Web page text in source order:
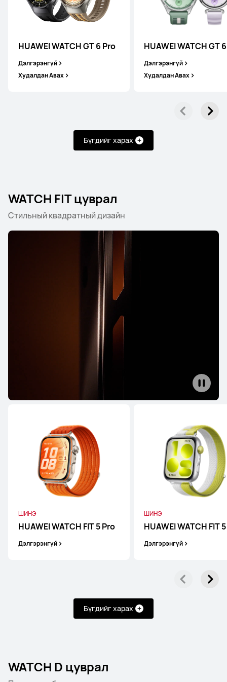
HUAWEI WATCH GT 6 Pro
Дэлгэрэнгүй
Худалдан Авах
HUAWEI WATCH GT 6
Дэлгэрэнгүй
Худалдан Авах
Бүгдийг харах
WATCH FIT цуврал
Стильный квадратный дизайн
ШИНЭ
HUAWEI WATCH FIT 5 Pro
Дэлгэрэнгүй
ШИНЭ
HUAWEI WATCH FIT 5
Дэлгэрэнгүй
Бүгдийг харах
WATCH D цуврал